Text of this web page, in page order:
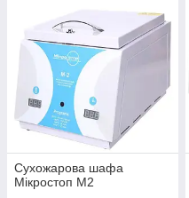
Сухожарова шафа
Мікростоп М2